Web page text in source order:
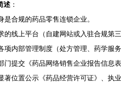
述 ：
是合规的药品零售连锁企业。
的线上平台（自建网站或入驻合规第三
项内部管理制度（处方管理、药学服
门提交《药品网络销售企业报告信息
著位置公示《药品经营许可证》、执